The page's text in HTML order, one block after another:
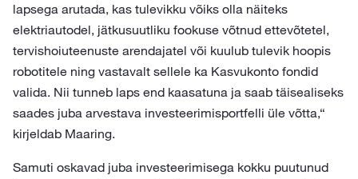
lapsega arutada, kas tulevikku võiks olla näiteks
elektriautodel, jätkusuutliku fookuse võtnud ettevõtetel,
tervishoiuteenuste arendajatel või kuulub tulevik hoopis
robotitele ning vastavalt sellele ka Kasvukonto fondid
valida. Nii tunneb laps end kaasatuna ja saab täisealiseks
saades juba arvestava investeerimisportfelli üle võtta,“
kirjeldab Maaring.
Samuti oskavad juba investeerimisega kokku puutunud